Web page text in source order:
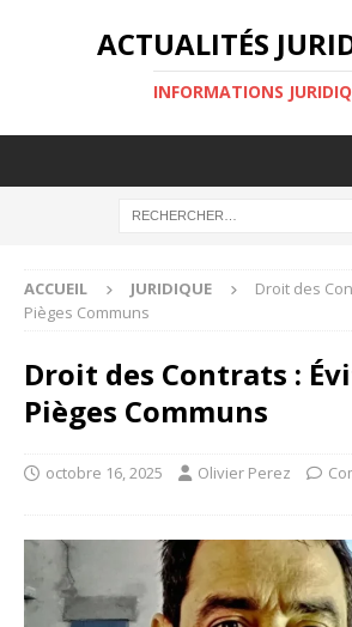
ACTUALITÉS
INFORMATIONS
ACCUEIL JURIDIQUE
Droit des
Pièges Communs
Droit des Contrats :
Pièges Communs
octobre 16, 2025 Olivier Perez